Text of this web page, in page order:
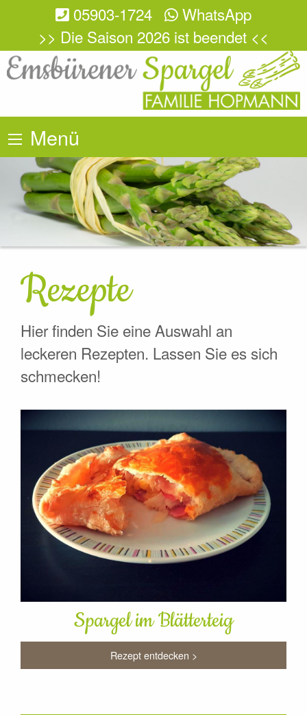
05903-1724
WhatsApp
>> Die Saison 2026 ist beendet <<
Menü
Rezepte
Hier finden Sie eine Auswahl an
leckeren Rezepten. Lassen Sie es sich
schmecken!
Spargel im Blätterteig
Rezept entdecken >